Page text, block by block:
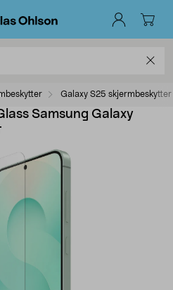
Galaxy S25 skjermbeskytter
Samsung Galaxy